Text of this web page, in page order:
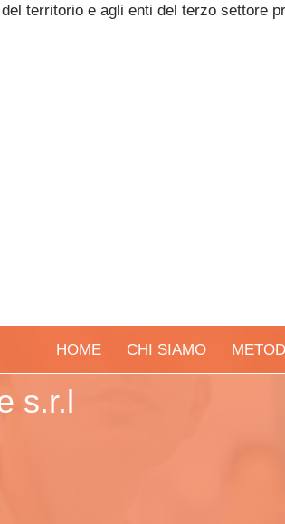
territorio e agli enti del terzo settore
HOME CHI SIAMO
s.r.l